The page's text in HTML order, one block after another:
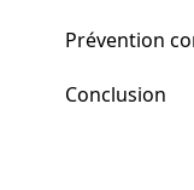
Prévention
Conclusion